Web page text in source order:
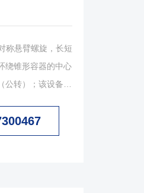
悬臂螺旋，长短
绕锥形容器的中心
转）；该设备通
计外夹套（加
燃料、建材等粉